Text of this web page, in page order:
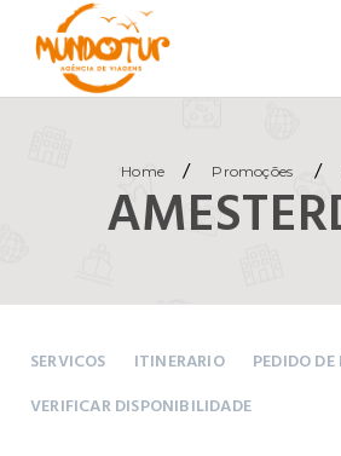
Home / Promoções /
SERVICOS ITINERARIO
PEDIDO DE
VERIFICAR DISPONIBILIDADE